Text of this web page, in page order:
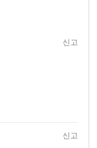
신고
신고